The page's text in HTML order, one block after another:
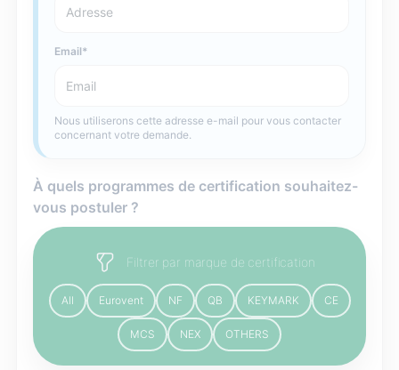
Email
Nous utiliserons cette adresse e-mail pour vous contacter
concernant votre demande.
À quels programmes de certification souhaitez-
vous postuler ?
Filtrer par marque de certification
All Eurovent NF QB KEYMARK CE
MCS NEX OTHERS